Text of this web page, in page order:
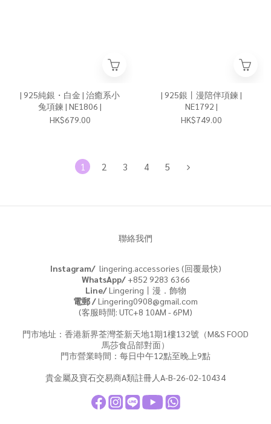
| 925純銀・白金 | 治癒系小
兔項鍊 | NE1806 |
HK$679.00
| 925銀丨漫陪伴項鍊 |
NE1792 |
HK$749.00
1 2 3 4 5
聯絡我們
Instagram/ lingering.accessories (回覆最快)
WhatsApp/+852 9283 6366
Line/Lingering丨漫．飾物
電郵 /Lingering0908@gmail.com
(客服時間: UTC+8 10AM - 6PM)
門市地址：香港新界荃灣荃新天地1期1樓132號（M&S FOOD
馬莎食品部對面）
門市營業時間：每日中午12點至晚上9點
貴金屬及寶石交易商A類註冊人A-B-26-02-10434